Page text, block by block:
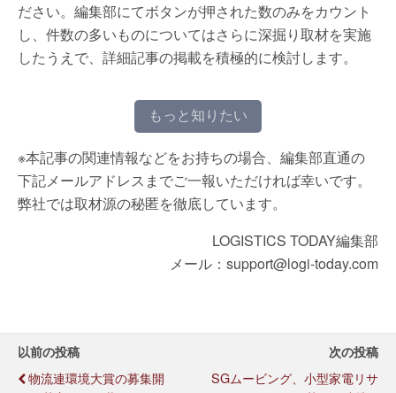
ださい。編集部にてボタンが押された数のみをカウント
し、件数の多いものについてはさらに深掘り取材を実施
したうえで、詳細記事の掲載を積極的に検討します。
もっと知りたい
※本記事の関連情報などをお持ちの場合、編集部直通の
下記メールアドレスまでご一報いただければ幸いです。
弊社では取材源の秘匿を徹底しています。
LOGISTICS TODAY編集部
メール：support@logi-today.com
以前の投稿
物流連環境大賞の募集開
次の投稿
SGムービング、小型家電リサ